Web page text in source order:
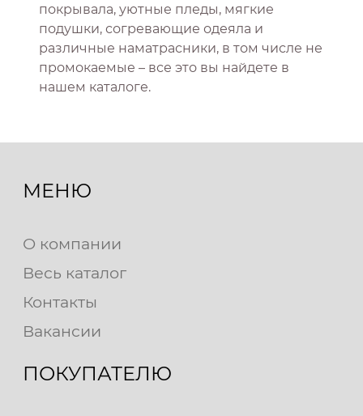
покрывала, уютные пледы, мягкие
подушки, согревающие одеяла и
различные наматрасники, в том числе не
промокаемые – все это вы найдете в
нашем каталоге.
МЕНЮ
О компании
Весь каталог
Контакты
Вакансии
ПОКУПАТЕЛЮ